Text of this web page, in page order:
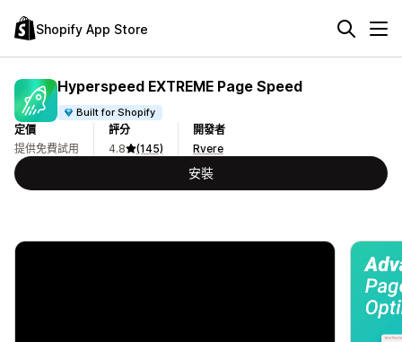
Shopify App Store
Hyperspeed EXTREME Page Speed
Built for Shopify
定價
提供免費試用
評分
4.8
(145)
開發者
Rvere
安裝